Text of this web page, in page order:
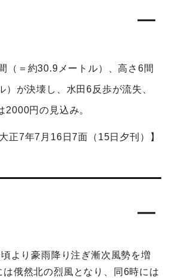
（＝約30.9メートル）、高さ6間
）が決壊し、水田6反歩が流失、
2000円の見込み。
正7年7月16日7面（15日夕刊）】
より豪雨降り注ぎ漸次風勢を増
は俄然北の烈風となり、同6時には